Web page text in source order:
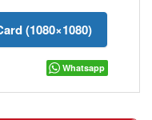
(1080×1080)
Whatsapp